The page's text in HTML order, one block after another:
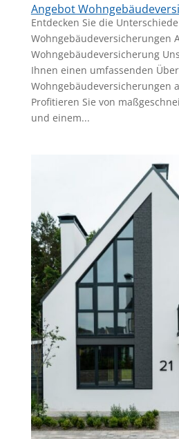
Angebot
Entdecken Sie die
Wohngebäudeversicherungen
Wohngebäudeversicherung
Ihnen einen umfassenden
Wohngebäudeversicherungen
Profitieren Sie von
und einem...